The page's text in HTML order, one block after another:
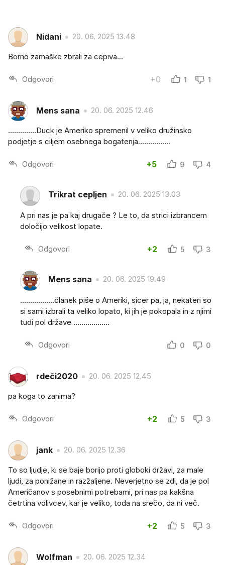
Nidani 20. 06. 2025 13.48
Bomo zamaške zbrali za cepiva...
Odgovori +0 1 1
Mens sana 20. 06. 2025 12.46
..............Duck je Ameriko spremenil v veliko družinsko
podjetje s ciljem osebnega bogatenja................
Odgovori +5 9 4
Trikrat cepljen 20. 06. 2025 13.03
A pri nas je pa kaj drugače ? Le to, da strici izbrancem
določijo velikost lopate.
Odgovori +2 5 3
Mens sana 20. 06. 2025 19.49
.................članek piše o Ameriki, sicer pa, ja, nekateri so
si sami izbrali ta veliko lopato, ki jih je pokopala in z njimi
tudi pol države ..................
Odgovori 0 0
rdeči2020 20. 06. 2025 12.45
pa koga to zanima?
Odgovori +2 5 3
jank 20. 06. 2025 12.36
To so ljudje, ki se baje borijo proti globoki državi, za male
ljudi, za ponižane in razžaljene. Neverjetno se zdi, da je pol
Američanov s posebnimi potrebami, pri nas pa kakšna
četrtina volivcev, kar je veliko, toda na srečo, da ni več.
Odgovori +2 5 3
Wolfman 20. 06. 2025 12.34